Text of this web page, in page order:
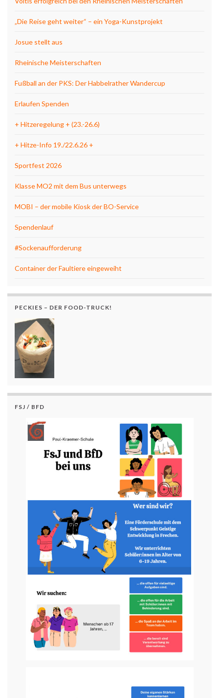
„Die Reise geht weiter“ – ein Yoga-Kunstprojekt
Josue stellt aus
Rheinische Meisterschaften
Fußball an der PKS: Der Habbelrather Wandercup
Erlaufen Spenden
+ Hitzeregelung + (23.-26.6)
+ Hitze-Info 19./22.6.26 +
Sportfest 2026
Klasse MO2 mit dem Bus unterwegs
MOBI – der mobile Kiosk der BO-Service
Spendenlauf
#Sockenaufforderung
Container der Faultiere eingeweiht
PECKIES – DER FOOD-TRUCK!
FSJ / BFD